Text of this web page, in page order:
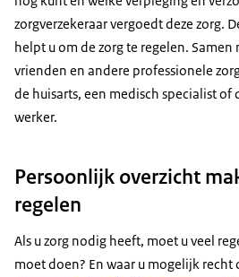
zorgverzekeraar vergoedt deze zorg.
helpt u om de zorg te regelen.
vrienden en andere professionele
de huisarts, een medisch specialist of
werker.
Persoonlijk overzicht
regelen
Als u zorg nodig heeft, moet u veel
moet doen? En waar u mogelijk recht